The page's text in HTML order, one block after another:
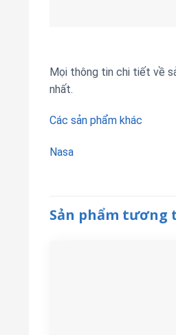
Mọi thông tin chi tiết về
nhất.
Các sản phẩm khác
Nasa
Sản phẩm tương